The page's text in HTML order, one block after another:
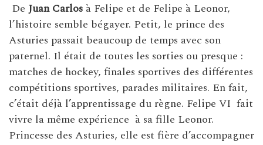
De Juan Carlos à Felipe et de Felipe à Leonor,
l’histoire semble bégayer. Petit, le prince des
Asturies passait beaucoup de temps avec son
paternel. Il était de toutes les sorties ou presque :
matches de hockey, finales sportives des différentes
compétitions sportives, parades militaires. En fait,
c’était déjà l’apprentissage du règne. Felipe VI fait
vivre la même expérience à sa fille Leonor.
Princesse des Asturies, elle est fière d’accompagner